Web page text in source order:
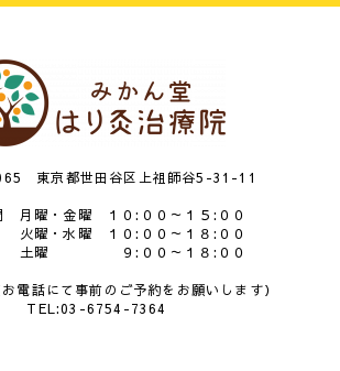
東京都世田谷区上祖師谷5-31-11
月曜・金曜 １０:００～１５:００
水曜 １０:００～１８:００
９:００～１８:００
電話にて事前のご予約をお願いします）
TEL:03-6754-7364